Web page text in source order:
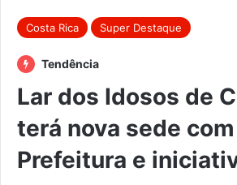
Costa Rica Super Destaque
Tendência
Lar dos Idosos de
terá nova sede
Prefeitura e